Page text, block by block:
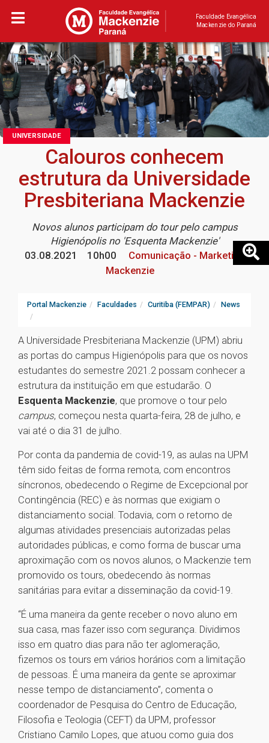
Faculdade Evangélica
Mackenzie do Paraná
UNIVERSIDADE
Calouros conhecem
estrutura da Universidade
Presbiteriana Mackenzie
Novos alunos participam do tour pelo campus
Higienópolis no 'Esquenta Mackenzie'
03.08.2021
10h00
Comunicação - Marketing
Mackenzie
Portal Mackenzie Faculdades Curitiba (FEMPAR) News
A Universidade Presbiteriana Mackenzie (UPM) abriu
as portas do campus Higienópolis para que os novos
estudantes do semestre 2021.2 possam conhecer a
estrutura da instituição em que estudarão. O
Esquenta Mackenzie, que promove o tour pelo
campus, começou nesta quarta-feira, 28 de julho, e
vai até o dia 31 de julho.
Por conta da pandemia de covid-19, as aulas na UPM
têm sido feitas de forma remota, com encontros
síncronos, obedecendo o Regime de Excepcional por
Contingência (REC) e às normas que exigiam o
distanciamento social. Todavia, com o retorno de
algumas atividades presenciais autorizadas pelas
autoridades públicas, e como forma de buscar uma
aproximação com os novos alunos, o Mackenzie tem
promovido os tours, obedecendo às normas
sanitárias para evitar a disseminação da covid-19.
“É uma maneira da gente receber o novo aluno em
sua casa, mas fazer isso com segurança. Dividimos
isso em quatro dias para não ter aglomeração,
fizemos os tours em vários horários com a limitação
de pessoas. É uma maneira da gente se aproximar
nesse tempo de distanciamento”, comenta o
coordenador de Pesquisa do Centro de Educação,
Filosofia e Teologia (CEFT) da UPM, professor
Cristiano Camilo Lopes, que atuou como guia dos